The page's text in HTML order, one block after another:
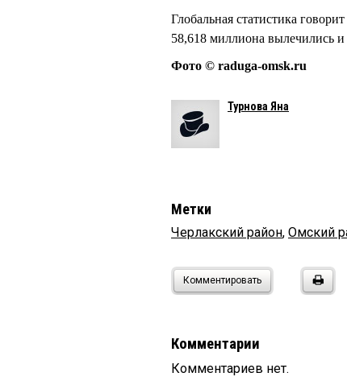
Глобальная статистика
58,618 миллиона вылечились
Фото © raduga-omsk.ru
Турнова Яна
Метки
Черлакский район, Омский
Комментировать
Комментарии
Комментариев нет.